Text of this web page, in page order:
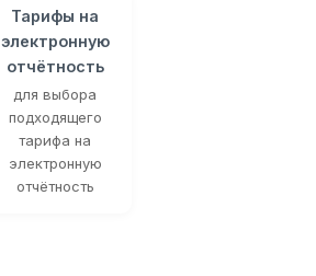
Тарифы на
электронную
отчётность
для выбора
подходящего
тарифа на
электронную
отчётность